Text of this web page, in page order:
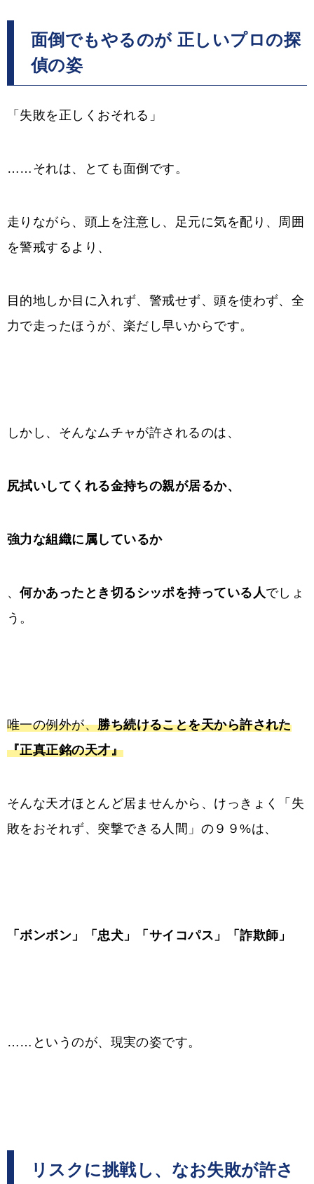
面倒でもやるのが 正しいプロの探
偵の姿
「失敗を正しくおそれる」
……それは、とても面倒です。
走りながら、頭上を注意し、足元に気を配り、周囲
を警戒するより、
目的地しか目に入れず、警戒せず、頭を使わず、全
力で走ったほうが、楽だし早いからです。
しかし、そんなムチャが許されるのは、
尻拭いしてくれる金持ちの親が居るか、
強力な組織に属しているか
、何かあったとき切るシッポを持っている人でしょ
う。
唯一の例外が、勝ち続けることを天から許された
『正真正銘の天才』
そんな天才ほとんど居ませんから、けっきょく「失
敗をおそれず、突撃できる人間」の９９%は、
「ボンボン」「忠犬」「サイコパス」「詐欺師」
……というのが、現実の姿です。
リスクに挑戦し、なお失敗が許さ